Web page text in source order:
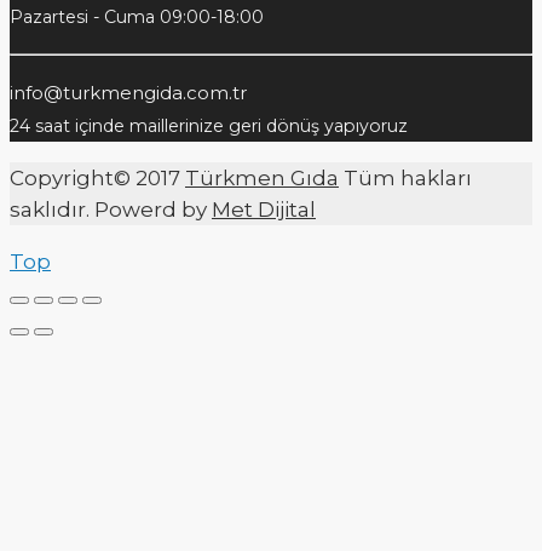
Pazartesi - Cuma 09:00-18:00
info@turkmengida.com.tr
24 saat içinde maillerinize geri dönüş yapıyoruz
Copyright© 2017 Türkmen Gıda Tüm hakları
saklıdır. Powerd by Met Dijital
Top